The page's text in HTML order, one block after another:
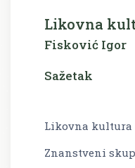
Likovna
Fisković Igor
Sažetak
Likovna kultura
Znanstveni